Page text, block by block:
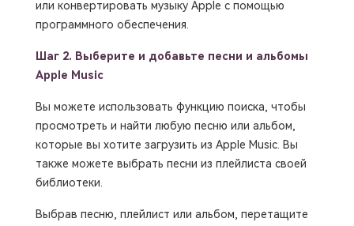
или конвертировать музыку Apple с помощью
программного обеспечения.
Шаг 2. Выберите и добавьте песни и альбомы
Apple Music
Вы можете использовать функцию поиска, чтобы
просмотреть и найти любую песню или альбом,
которые вы хотите загрузить из Apple Music. Вы
также можете выбрать песни из плейлиста своей
библиотеки.
Выбрав песню, плейлист или альбом, перетащите